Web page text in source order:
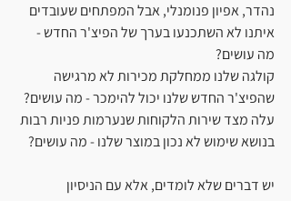
נהדר, אפיון פנומנלי, אבל המפתחים שעובדים
איתנו לא השתכנעו בערך של הפיצ'ר החדש -
מה עושים?
קולגה שלנו ממחלקת מכירות לא מרגישה
שהפיצ'ר החדש שלנו יכול להימכר - מה עושים?
עלה מצד שירות הלקוחות שנערמות פניות רבות
בנושא שימוש לא נכון במוצר שלנו - מה עושים?
יש דברים שלא לומדים, אלא עם הניסיון